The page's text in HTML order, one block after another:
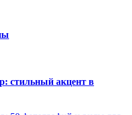
стильный акцент в